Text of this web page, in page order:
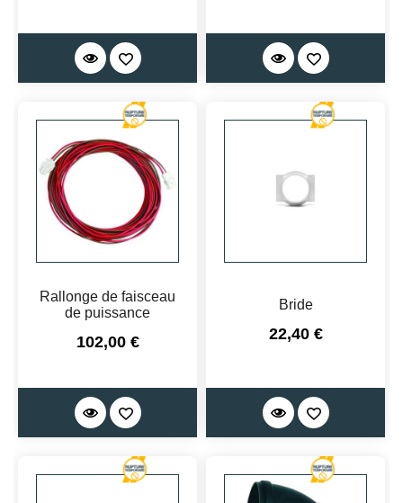
Rallonge de faisceau
de puissance
Prix
102,00 €
Bride
Prix
22,40 €